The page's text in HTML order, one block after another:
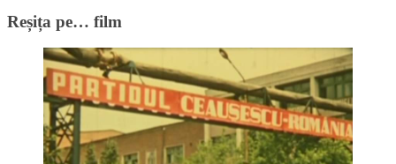
Reșița pe… film